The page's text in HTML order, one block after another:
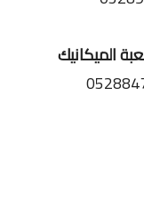
الميكانيك